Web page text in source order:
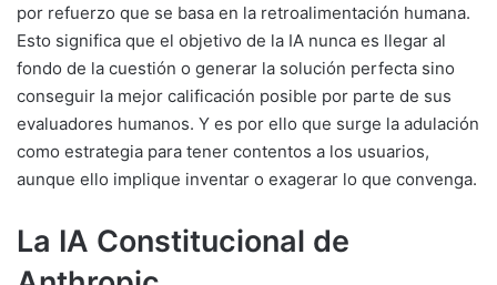
por refuerzo que se basa en la retroalimentación humana.
Esto significa que el objetivo de la IA nunca es llegar al
fondo de la cuestión o generar la solución perfecta sino
conseguir la mejor calificación posible por parte de sus
evaluadores humanos. Y es por ello que surge la adulación
como estrategia para tener contentos a los usuarios,
aunque ello implique inventar o exagerar lo que convenga.
La IA Constitucional de